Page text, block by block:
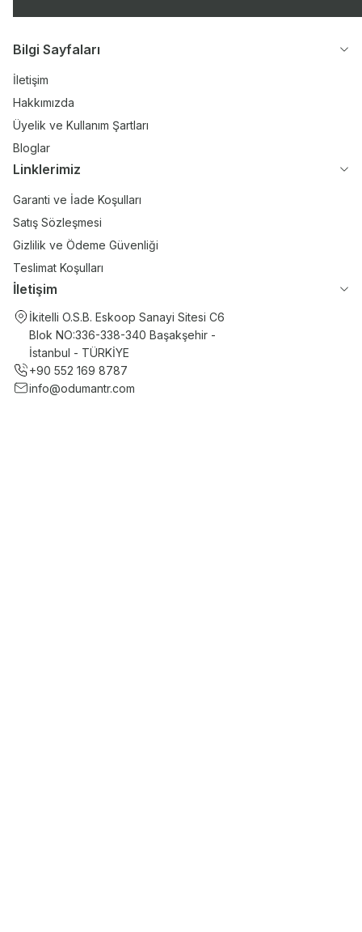
Bilgi Sayfaları
İletişim
Hakkımızda
Üyelik ve Kullanım Şartları
Bloglar
Linklerimiz
Garanti ve İade Koşulları
Satış Sözleşmesi
Gizlilik ve Ödeme Güvenliği
Teslimat Koşulları
İletişim
İkitelli O.S.B. Eskoop Sanayi Sitesi C6
Blok NO:336-338-340 Başakşehir -
İstanbul - TÜRKİYE
+90 552 169 8787
info@odumantr.com